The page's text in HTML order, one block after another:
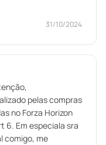
31/10/2024
pelas compras
no Forza Horizon
6. Em especiala sra
comigo, me